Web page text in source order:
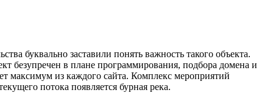
буквально заставили понять важность такого объекта.
безупречен в плане программирования, подбора домена и
максимум из каждого сайта. Комплекс мероприятий
потока появляется бурная река.